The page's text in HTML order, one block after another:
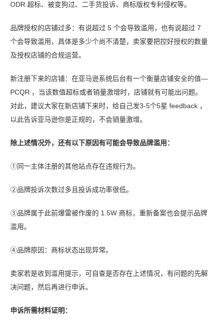
ODR 超标、被变狗过、二手货投诉、商标版权专利侵权等。
品牌授权的店铺过多：有说超过 5 个会导致滥用，也有说超过 7
个会导致滥用，具体是多少个尚不清楚，卖家要把控好授权的数量
及授权店铺的合规运营。
新注册下来的店铺：在亚马逊系统后台有一个衡量店铺安全的值—
PCQR ，当该数值超标或者销量激增时，店铺就有可能出问题。
对此，建议大家在新店铺下来时，给自己发3-5个5星 feedback ，
以此告诉亚马逊你是正规的，不会销量激增。
除上述情况外，还有以下原因有可能会导致品牌滥用：
①同一主体注册的其他站点存在违规行为。
②品牌投诉次数过多且投诉成功率很低。
③品牌属于此前爆雷被作废的 1.5W 商标，重新备案也会提示品牌
滥用。
④品牌原因：商标状态出现异常。
卖家若是收到滥用提示，可自查是否存在上述情况，有问题的先解
决问题，然后再进行申诉。
申诉所需材料证明：